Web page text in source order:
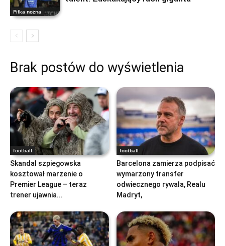
Piłka nożna
Brak postów do wyświetlenia
football
Skandal szpiegowska
kosztował marzenie o
Premier League – teraz
trener ujawnia...
football
Barcelona zamierza podpisać
wymarzony transfer
odwiecznego rywala, Realu
Madryt,